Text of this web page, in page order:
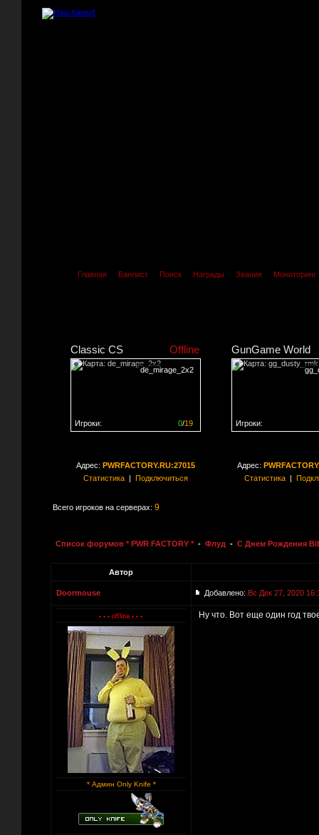
Главная Банлист Поиск Награды Звания Мониторинг
Classic CS Offline
de_mirage_2x2
0/19
Игроки:
GunGame World
Игроки:
Адрес: PWRFACTORY.RU:27015
Статистика| Подключиться
Адрес:
Статистика|
Всего игроков на серверах: 9
Список форумов * PWR FACTORY * - Флуд - С Днем Рождения
Автор
Doormouse Добавлено: Вс Дек 27, 2020
* Админ Only Knife *
Ну что. Вот еще один год